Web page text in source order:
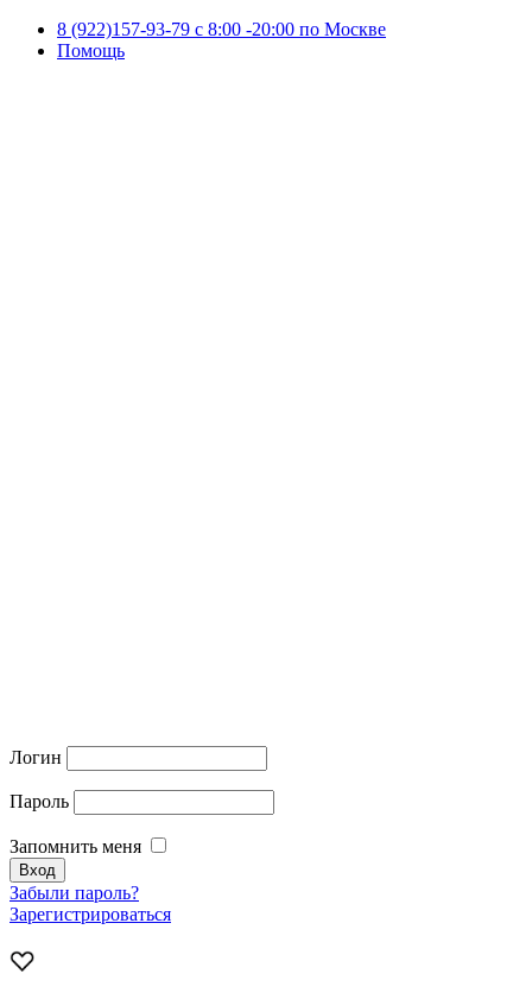
8 (922)157-93-79 c 8:00 -20:00 по Москве
Помощь
Логин
Пароль
Запомнить меня
Забыли пароль?
Зарегистрироваться